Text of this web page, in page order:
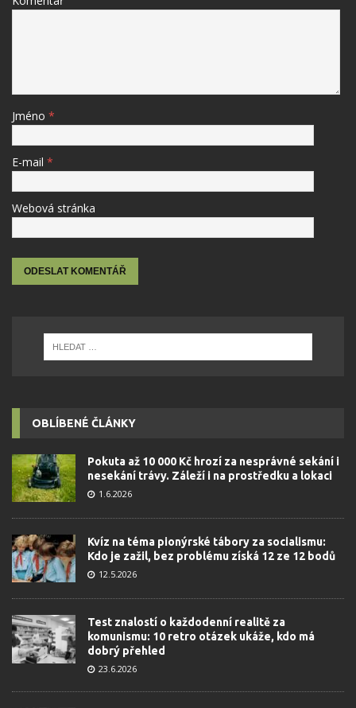
Jméno *
E-mail *
Webová stránka
OBLÍBENÉ ČLÁNKY
Pokuta až 10 000 Kč hrozí za nesprávné sekání i
nesekání trávy. Záleží i na prostředku a lokaci
1.6.2026
Kvíz na téma pionýrské tábory za socialismu:
Kdo je zažil, bez problému získá 12 ze 12 bodů
12.5.2026
Test znalostí o každodenní realitě za
komunismu: 10 retro otázek ukáže, kdo má
dobrý přehled
23.6.2026